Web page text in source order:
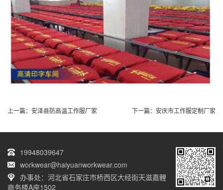
上一篇： 安泽县防高温工作服厂家 下一篇： 安庆市工作服定制厂家
19948039647
workwear@haiyuanworkwear.com
办事处：河北省石家庄市桥西区大经街天滋嘉鲤
商务楼A座1502